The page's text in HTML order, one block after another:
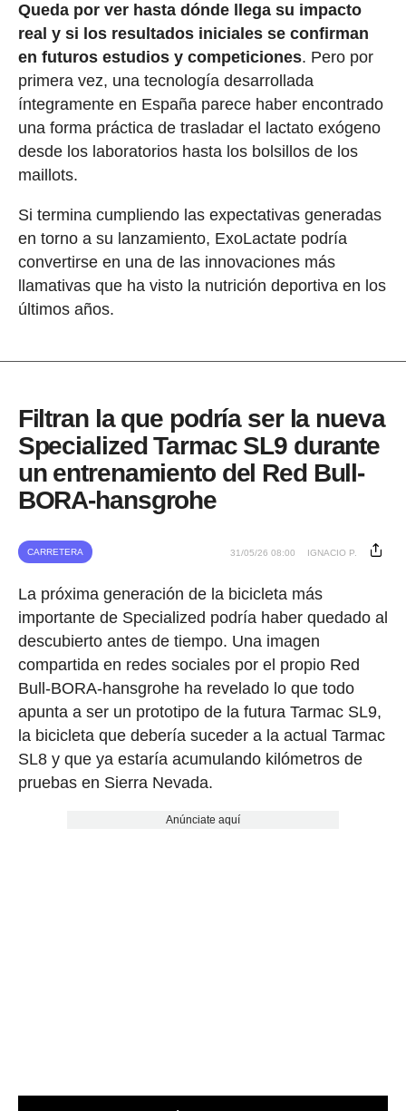
Queda por ver hasta dónde llega su impacto
real y si los resultados iniciales se confirman
en futuros estudios y competiciones. Pero por
primera vez, una tecnología desarrollada
íntegramente en España parece haber encontrado
una forma práctica de trasladar el lactato exógeno
desde los laboratorios hasta los bolsillos de los
maillots.
Si termina cumpliendo las expectativas generadas
en torno a su lanzamiento, ExoLactate podría
convertirse en una de las innovaciones más
llamativas que ha visto la nutrición deportiva en los
últimos años.
Filtran la que podría ser la nueva
Specialized Tarmac SL9 durante
un entrenamiento del Red Bull-
BORA-hansgrohe
CARRETERA 31/05/26 08:00 IGNACIO P.
La próxima generación de la bicicleta más
importante de Specialized podría haber quedado al
descubierto antes de tiempo. Una imagen
compartida en redes sociales por el propio Red
Bull-BORA-hansgrohe ha revelado lo que todo
apunta a ser un prototipo de la futura Tarmac SL9,
la bicicleta que debería suceder a la actual Tarmac
SL8 y que ya estaría acumulando kilómetros de
pruebas en Sierra Nevada.
Anúnciate aquí